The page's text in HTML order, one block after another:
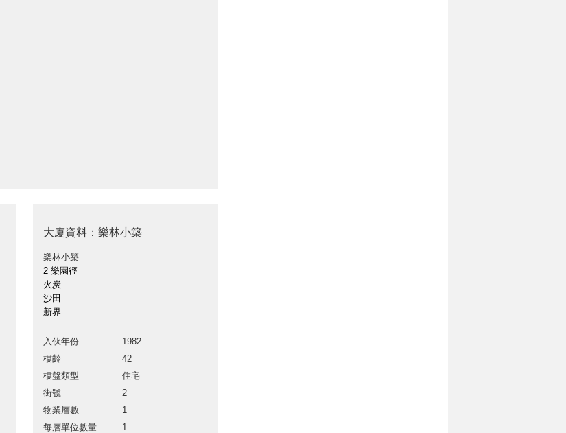
大廈資料：樂林小築
樂林小築
2 樂園徑
火炭
沙田
新界
入伙年份
1982
樓齡
42
樓盤類型
住宅
街號
2
物業層數
1
每層單位數量
1